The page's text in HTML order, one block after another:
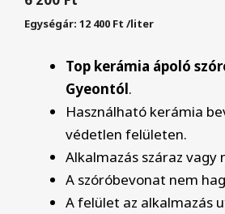
Egységár: 12 400 Ft /liter
Top kerámia ápoló
Gyeontól.
Használható kerámia
védetlen felületen.
Alkalmazás száraz vagy
A szóróbevonat nem
A felület az alkalmazás